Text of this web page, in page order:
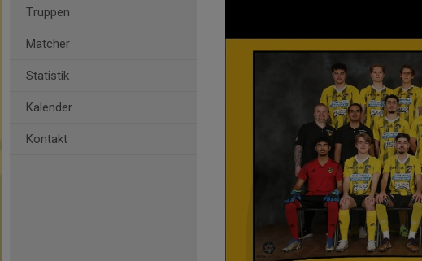
Truppen
Matcher
Statistik
Kalender
Kontakt